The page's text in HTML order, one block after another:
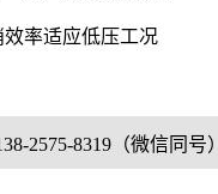
效率适应低压工况
2575-8319（微信同号）